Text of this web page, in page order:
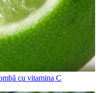
cu vitamina C